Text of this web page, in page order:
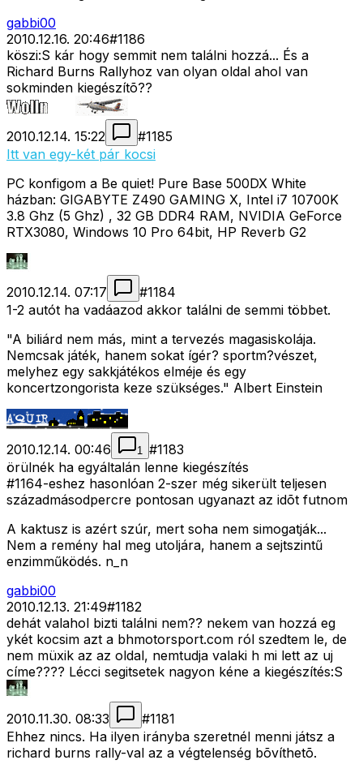
gabbi00
2010.12.16. 20:46#1186
köszi:S kár hogy semmit nem találni hozzá... És a
Richard Burns Rallyhoz van olyan oldal ahol van
sokminden kiegészítõ??
2010.12.14. 15:22 #1185
Itt van egy-két pár kocsi
PC konfigom a Be quiet! Pure Base 500DX White
házban: GIGABYTE Z490 GAMING X, Intel i7 10700K
3.8 Ghz (5 Ghz) , 32 GB DDR4 RAM, NVIDIA GeForce
RTX3080, Windows 10 Pro 64bit, HP Reverb G2
2010.12.14. 07:17 #1184
1-2 autót ha vadáazod akkor találni de semmi többet.
"A biliárd nem más, mint a tervezés magasiskolája.
Nemcsak játék, hanem sokat ígér? sportm?vészet,
melyhez egy sakkjátékos elméje és egy
koncertzongorista keze szükséges." Albert Einstein
2010.12.14. 00:46 1 #1183
örülnék ha egyáltalán lenne kiegészítés
#1164-eshez hasonlóan 2-szer még sikerült teljesen
századmásodpercre pontosan ugyanazt az idõt futnom
A kaktusz is azért szúr, mert soha nem simogatják...
Nem a remény hal meg utoljára, hanem a sejtszintű
enzimműködés. n_n
gabbi00
2010.12.13. 21:49#1182
dehát valahol bizti találni nem?? nekem van hozzá eg
ykét kocsim azt a bhmotorsport.com ról szedtem le, de
nem müxik az az oldal, nemtudja valaki h mi lett az uj
címe???? Lécci segitsetek nagyon kéne a kiegészítés:S
2010.11.30. 08:33 #1181
Ehhez nincs. Ha ilyen irányba szeretnél menni játsz a
richard burns rally-val az a végtelenség bõvíthetõ.